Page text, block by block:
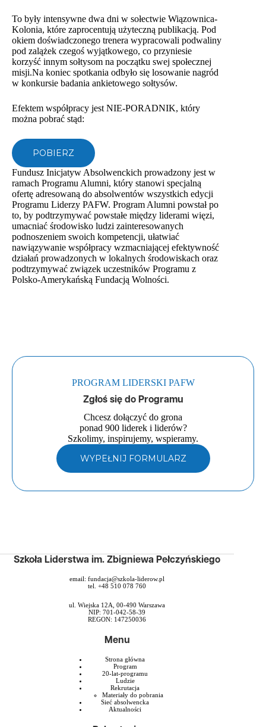
To były intensywne dwa dni w sołectwie Wiązownica-
Kolonia, które zaprocentują użyteczną publikacją. Pod
okiem doświadczonego trenera wypracowali podwaliny
pod zalążek czegoś wyjątkowego, co przyniesie
korzyść innym sołtysom na początku swej społecznej
misji.Na koniec spotkania odbyło się losowanie nagród
w konkursie badania ankietowego sołtysów.
Efektem współpracy jest NIE-PORADNIK, który
można pobrać stąd:
POBIERZ
Fundusz Inicjatyw Absolwenckich prowadzony jest w
ramach Programu Alumni, który stanowi specjalną
ofertę adresowaną do absolwentów wszystkich edycji
Programu Liderzy PAFW. Program Alumni powstał po
to, by podtrzymywać powstałe między liderami więzi,
umacniać środowisko ludzi zainteresowanych
podnoszeniem swoich kompetencji, ułatwiać
nawiązywanie współpracy wzmacniającej efektywność
działań prowadzonych w lokalnych środowiskach oraz
podtrzymywać związek uczestników Programu z
Polsko-Amerykańską Fundacją Wolności.
PROGRAM LIDERSKI PAFW
Zgłoś się do Programu
Chcesz dołączyć do grona
ponad 900 liderek i liderów?
Szkolimy, inspirujemy, wspieramy.
WYPEŁNIJ FORMULARZ
Szkoła Liderstwa im. Zbigniewa Pełczyńskiego
email:fundacja@szkola-liderow.pl
tel. +48 510 078 760
ul. Wiejska 12A, 00-490 Warszawa
NIP: 701-042-58-39
REGON: 147250036
Menu
Strona główna
Program
20-lat-programu
Ludzie
Rekrutacja
Materiały do pobrania
Sieć absolwencka
Aktualności